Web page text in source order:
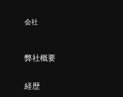
会社
弊社概要
経歴